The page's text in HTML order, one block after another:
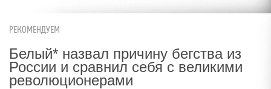
РЕКОМЕНДУЕМ
Белый* назвал причину бегства из
России и сравнил себя с великими
революционерами